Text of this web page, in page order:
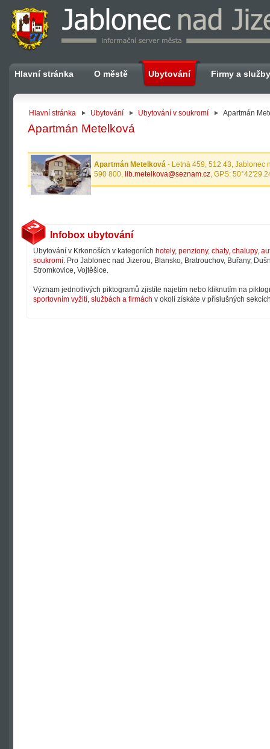
Hlavní stránka O městě Ubytování Firmy a služby
Hlavní stránka Ubytování Ubytování v soukromí Apartmán
Apartmán Metelková
Apartmán Metelková - Letná 459, 512 43, Jablonec
590 800, lib.metelkova@seznam.cz, GPS:
Infobox ubytování
Ubytování v Krkonoších v kategoriích hotely, penziony, chaty, chalupy,
soukromí. Pro Jablonec nad Jizerou, Blansko, Bratrouchov, Buřany,
Stromkovice, Vojtěšice.
Význam jednotlivých piktogramů zjistíte najetím nebo kliknutím na
sportovním vyžití, službách a firmách v okolí získáte v příslušných